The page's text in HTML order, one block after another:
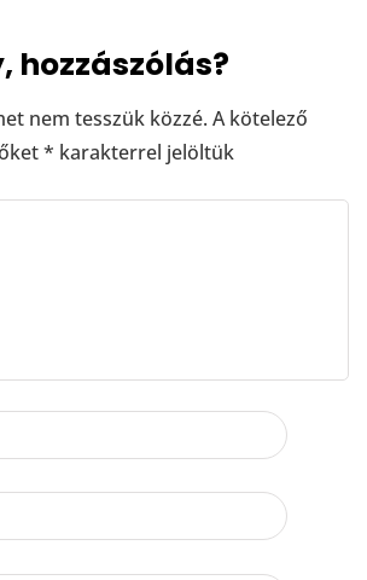
hozzászólás?
nem tesszük közzé. A kötelező
* karakterrel jelöltük